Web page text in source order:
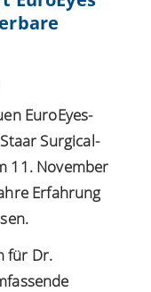
EuroEyes-
Surgical-
11. November
Erfahrung
für Dr.